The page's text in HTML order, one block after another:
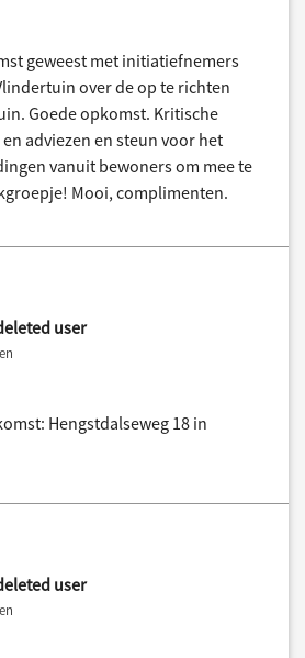
geweest met initiatiefnemers
over de op te richten
Goede opkomst. Kritische
adviezen en steun voor het
vanuit bewoners om mee te
Mooi, complimenten.
user
Hengstdalseweg 18 in
user